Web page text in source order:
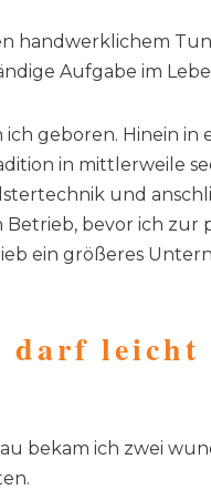
handwerklichem
Aufgabe im
ich geboren. Hinein
in mittlerweile
und
bevor ich zur
ein größeres
darf leicht
bekam ich zwei